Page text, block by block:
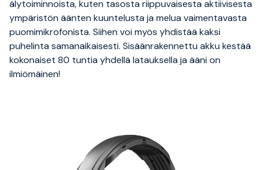
älytoiminnoista, kuten tasosta riippuvaisesta aktiivisesta
ympäristön äänten kuuntelusta ja melua vaimentavasta
puomimikrofonista. Siihen voi myös yhdistää kaksi
puhelinta samanaikaisesti. Sisäänrakennettu akku kestää
kokonaiset 80 tuntia yhdellä latauksella ja ääni on
ilmiömäinen!